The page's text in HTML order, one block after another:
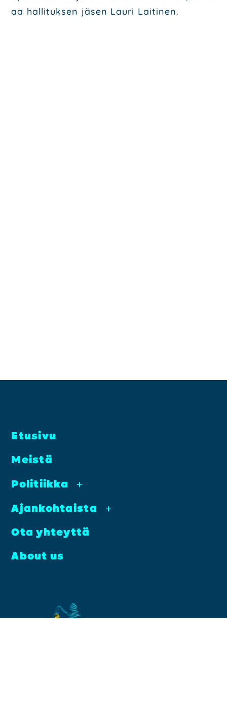
aa hal­li­tuk­sen jäsen Lau­ri Lai­ti­nen.
Etusi­vu
Meis­tä
Poli­tiik­ka
+
Ajan­koh­tais­ta +
Ota yhteyt­tä
About us